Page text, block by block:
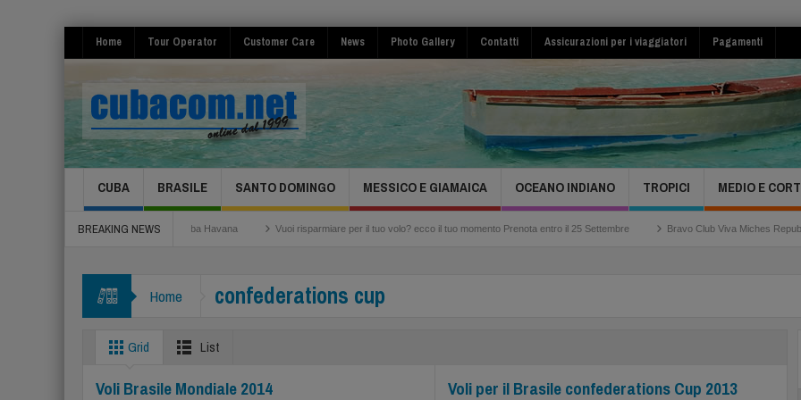
Home Tour Operator Customer Care News Photo Gallery Contatti Assicurazioni per i viaggiatori Pagamenti
CUBA BRASILE SANTO DOMINGO MESSICO E GIAMAICA OCEANO INDIANO TROPICI MEDIO E
BREAKING NEWS
Festival de la Salsa 2026 Cuba Havana Vuoi risparmiare per il tuo volo? ecco il tuo momento Prenota entro il 25 Settembre Bravo Club Viva Miches Repubblica
Home confederations cup
Grid List
Voli Brasile Mondiale 2014 Voli per il Brasile confederations Cup 2013